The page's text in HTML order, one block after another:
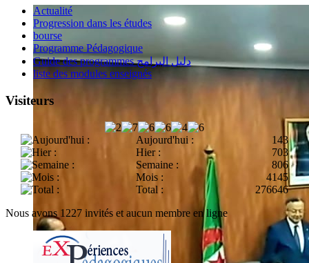
Actualité
Progression dans les études
bourse
Programme Pédagogique
Guide des programmes دليل البرامج
liste des modules enseignés
Visiteurs
Aujourd'hui :
143
Hier :
703
Semaine :
806
Mois :
4145
Total :
276646
Nous avons 1227 invités et aucun membre en ligne